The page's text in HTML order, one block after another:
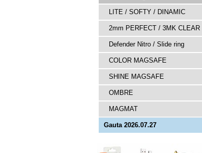
LITE / SOFTY / DINAMIC
2mm PERFECT / 3MK CLEAR
Defender Nitro / Slide ring
COLOR MAGSAFE
SHINE MAGSAFE
OMBRE
MAGMAT
Gauta 2026.07.27